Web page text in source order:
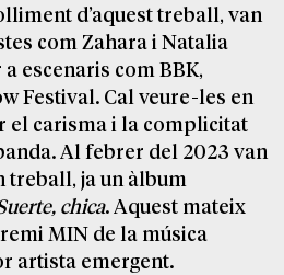
d’aquest treball, van
com Zahara i Natalia
escenaris com BBK,
Festival. Cal veure-les en
el carisma i la complicitat
Al febrer del 2023 van
treball, ja un àlbum
chica. Aquest mateix
MIN de la música
artista emergent.